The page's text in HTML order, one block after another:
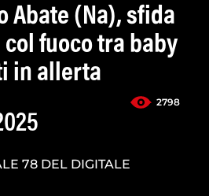
Abate (Na), sfida
fuoco tra baby
in allerta
2798
78 DEL DIGITALE